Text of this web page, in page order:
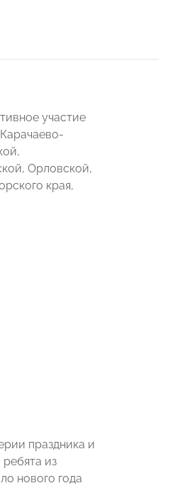
участие
Орловской,
края,
праздника и
из
нового года